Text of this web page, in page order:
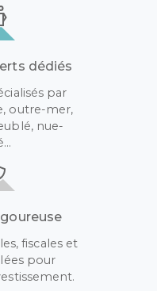
dédiés
par
outre-mer,
nue-
fiscales et
pour